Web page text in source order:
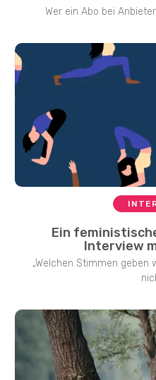
Wer ein Abo bei
Ein
Interview
„Welchen Stimmen geben